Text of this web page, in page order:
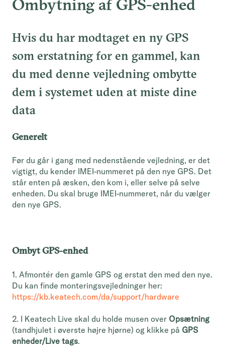
Ombytning af GPS-enhed
Hvis du har modtaget en ny GPS
som erstatning for en gammel, kan
du med denne vejledning ombytte
dem i systemet uden at miste dine
data
Generelt
Før du går i gang med nedenstående vejledning, er det
vigtigt, du kender IMEI-nummeret på den nye GPS. Det
står enten på æsken, den kom i, eller selve på selve
enheden. Du skal bruge IMEI-nummeret, når du vælger
den nye GPS.
Ombyt GPS-enhed
1. Afmontér den gamle GPS og erstat den med den nye.
Du kan finde monteringsvejledninger her:
https://kb.keatech.com/da/support/hardware
2. I Keatech Live skal du holde musen over Opsætning
(tandhjulet i øverste højre hjørne) og klikke på GPS
enheder/Live tags.